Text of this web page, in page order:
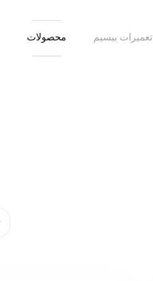
تعمیرات بیسیم محصولات